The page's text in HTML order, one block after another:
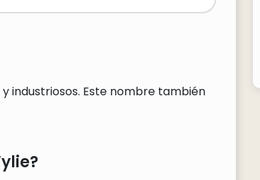
industriosos. Este nombre también